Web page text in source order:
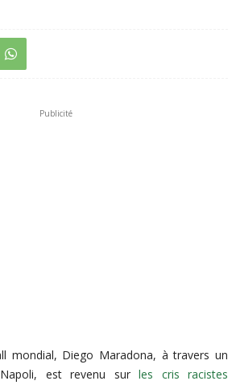
Publicité
mondial, Diego Maradona, à travers un
est revenu surles cris racistes